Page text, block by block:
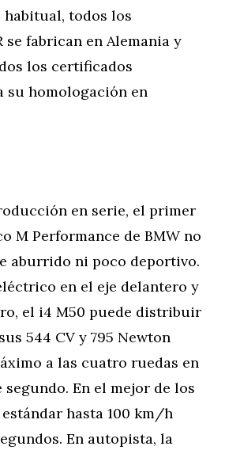
habitual, todos los
se fabrican en Alemania y
los certificados
su homologación en
en serie, el primer
M Performance de BMW no
aburrido ni poco deportivo.
en el eje delantero y
el i4 M50 puede distribuir
544 CV y 795 Newton
a las cuatro ruedas en
En el mejor de los
hasta 100 km/h
En autopista, la